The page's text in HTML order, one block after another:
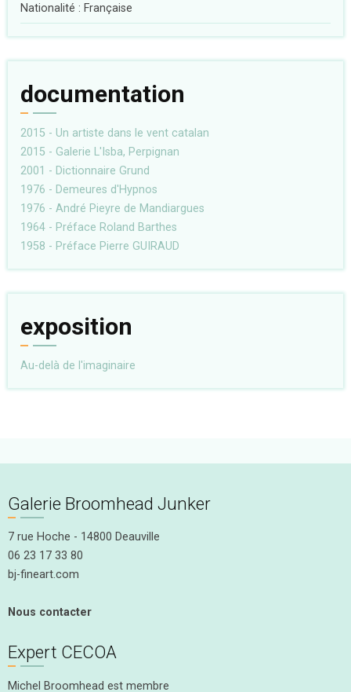
Nationalité : Française
documentation
2015 - Un artiste dans le vent catalan
2015 - Galerie L'Isba, Perpignan
2001 - Dictionnaire Grund
1976 - Demeures d'Hypnos
1976 - André Pieyre de Mandiargues
1964 - Préface Roland Barthes
1958 - Préface Pierre GUIRAUD
exposition
Au-delà de l'imaginaire
Galerie Broomhead Junker
7 rue Hoche - 14800 Deauville
06 23 17 33 80
bj-fineart.com
Nous contacter
Expert CECOA
Michel Broomhead est membre